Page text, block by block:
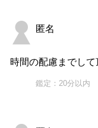
匿名
時間の配慮までして
鑑定：20分以内